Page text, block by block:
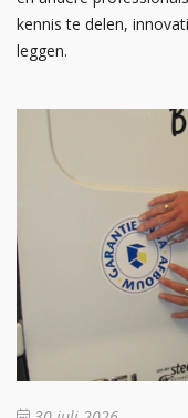
kennis te delen,
leggen.